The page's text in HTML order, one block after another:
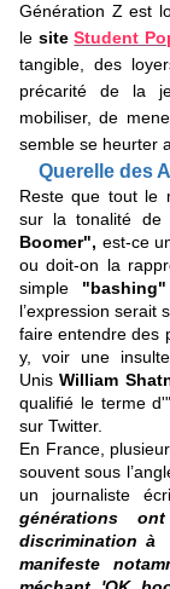
Génération Z est
le siteStudent
tangible, des
précarité de la
mobiliser, de
semble se heurter
Querelle des
Reste que tout le
sur la tonalité de
Boomer", est-ce
ou doit-on la
simple "bashing"
l’expression serait
faire entendre des
y, voir une
UnisWilliam
qualifié le terme
sur Twitter.
En France,
souvent sous
un journaliste
générations
discrimination à
manifeste